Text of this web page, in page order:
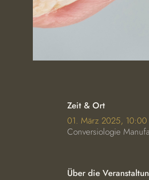
Zeit & Ort
01. März 2025,
Conversiologie
Über die